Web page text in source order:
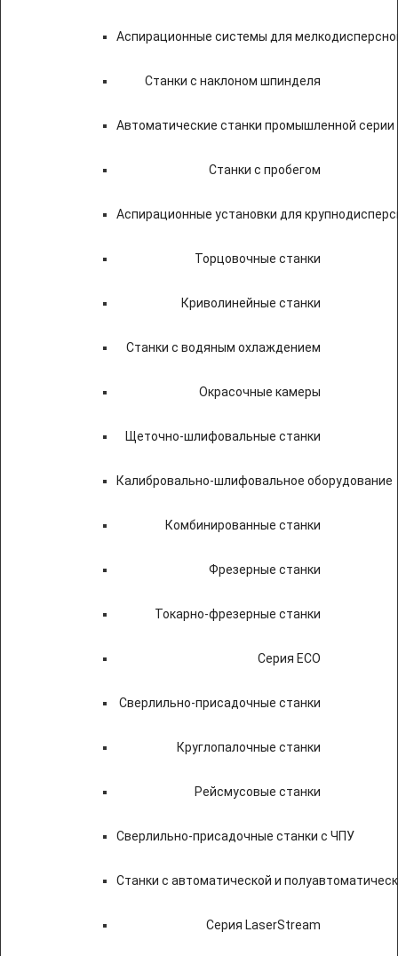
Аспирационные системы для
Станки с наклоном шпинделя
Автоматические станки промышленной серии
Станки с пробегом
Аспирационные установки для
Торцовочные станки
Криволинейные станки
Станки с водяным охлаждением
Окрасочные камеры
Щеточно-шлифовальные станки
Калибровально-шлифовальное оборудование
Комбинированные станки
Фрезерные станки
Токарно-фрезерные станки
Серия ECO
Сверлильно-присадочные станки
Круглопалочные станки
Рейсмусовые станки
Сверлильно-присадочные станки с ЧПУ
Станки с автоматической и
Серия LaserStream